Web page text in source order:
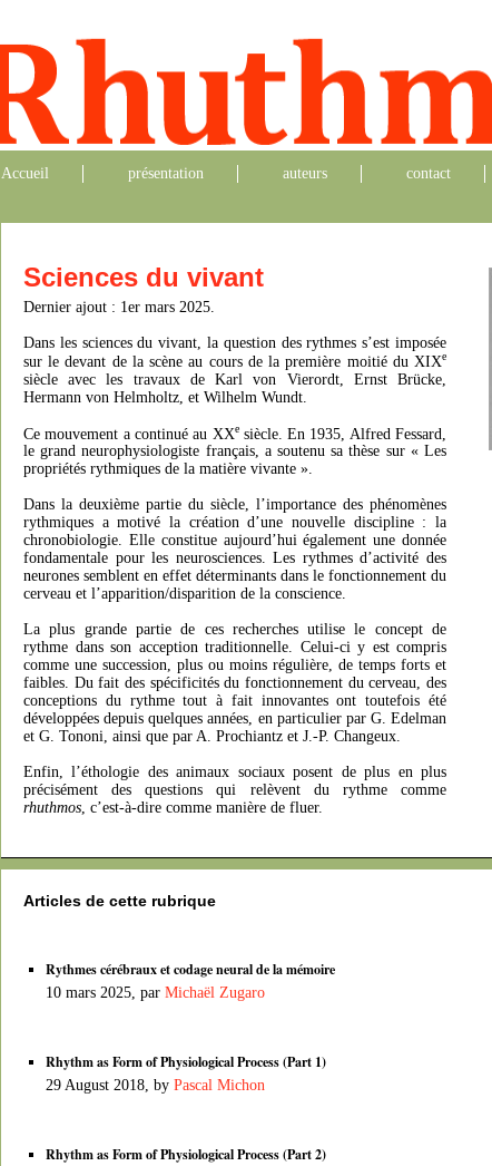
Accueil présentation auteurs contact
Sciences du vivant
Dernier ajout : 1er mars 2025.
Dans les sciences du vivant, la question des rythmes s’est imposée
sur le devant de la scène au cours de la première moitié du XIXe
siècle avec les travaux de Karl von Vierordt, Ernst Brücke,
Hermann von Helmholtz, et Wilhelm Wundt.
Ce mouvement a continué au XXesiècle. En 1935, Alfred Fessard,
le grand neurophysiologiste français, a soutenu sa thèse sur « Les
propriétés rythmiques de la matière vivante ».
Dans la deuxième partie du siècle, l’importance des phénomènes
rythmiques a motivé la création d’une nouvelle discipline : la
chronobiologie. Elle constitue aujourd’hui également une donnée
fondamentale pour les neurosciences. Les rythmes d’activité des
neurones semblent en effet déterminants dans le fonctionnement du
cerveau et l’apparition/disparition de la conscience.
La plus grande partie de ces recherches utilise le concept de
rythme dans son acception traditionnelle. Celui-ci y est compris
comme une succession, plus ou moins régulière, de temps forts et
faibles. Du fait des spécificités du fonctionnement du cerveau, des
conceptions du rythme tout à fait innovantes ont toutefois été
développées depuis quelques années, en particulier par G. Edelman
et G. Tononi, ainsi que par A. Prochiantz et J.-P. Changeux.
Enfin, l’éthologie des animaux sociaux posent de plus en plus
précisément des questions qui relèvent du rythme comme
rhuthmos, c’est-à-dire comme manière de fluer.
Articles de cette rubrique
Rythmes cérébraux et codage neural de la mémoire
10 mars 2025, par Michaël Zugaro
Rhythm as Form of Physiological Process (Part 1)
29 August 2018, by Pascal Michon
Rhythm as Form of Physiological Process (Part 2)